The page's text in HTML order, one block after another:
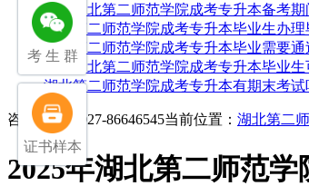
25年湖北第二师范学院成考专升本备考
湖北第二师范学院成考专升本毕业生办
湖北第二师范学院成考专升本毕业需要通
25年湖北第二师范学院成考专升本毕业
湖北第二师范学院成考专升本有期末考试
咨询电话：027-86646545当前位置： 湖北第二
2025年湖北第二师范
考 生 群
证书样本